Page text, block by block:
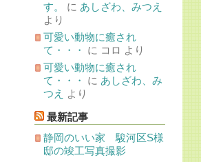
す。
に あしざわ、みつえ
より
可愛い動物に癒され
て・・・
に コロ より
可愛い動物に癒され
て・・・
に あしざわ、み
つえ
より
最新記事
静岡のいい家 駿河区S様
邸の竣工写真撮影